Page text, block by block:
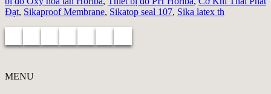
Đạt, Sikaproof Membrane, Sikatop seal 107, Sika latex th
MENU